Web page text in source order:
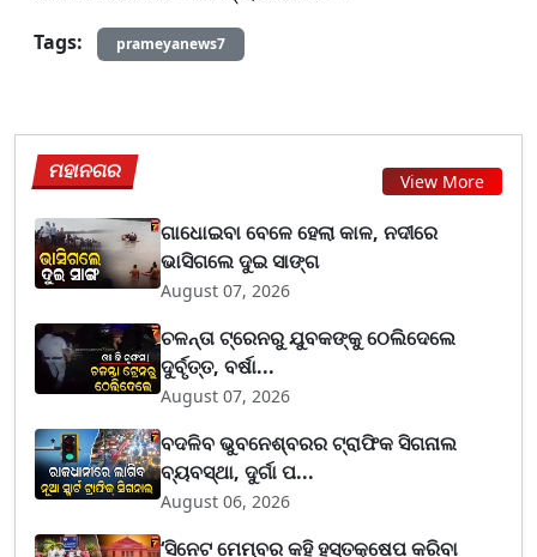
Tags:
prameyanews7
ମହାନଗର View More
ଗାଧୋଇବା ବେଳେ ହେଲା କାଳ, ନଦୀରେ
ଭାସିଗଲେ ଦୁଇ ସାଙ୍ଗ
August 07, 2026
ଚଳନ୍ତା ଟ୍ରେନରୁ ଯୁବକଙ୍କୁ ଠେଲିଦେଲେ
ଦୁର୍ବୃତ୍ତ, ବର୍ଷା...
August 07, 2026
ବଦଳିବ ଭୁବନେଶ୍ବରର ଟ୍ରାଫିକ ସିଗନାଲ
ବ୍ୟବସ୍ଥା, ଦୁର୍ଗା ପ...
August 06, 2026
‘ସିନେଟ ମେମ୍ବର କହି ହସ୍ତକ୍ଷେପ କରିବା